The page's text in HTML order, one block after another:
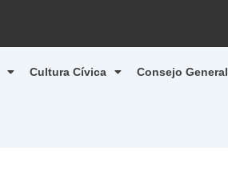
Cultura Cívica Consejo General